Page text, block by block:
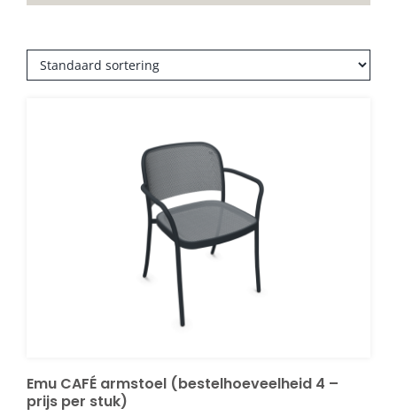
Emu CAFÉ armstoel (bestelhoeveelheid 4 –
prijs per stuk)